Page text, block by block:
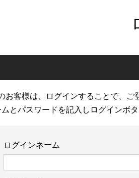
お客様は、ログインすることで、ご
とパスワードを記入しログインボ
ログインネーム